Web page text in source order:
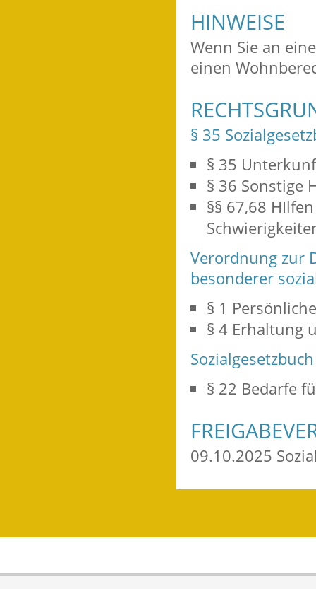
HINWEISE
Wenn Sie an
einen
§ 35
§ 35
§ 36 Sonstige
§§ 67,68
Verordnung zur
besonderer
§ 1
§ 4 Erhaltung
§ 22 Bedarfe
09.10.2025